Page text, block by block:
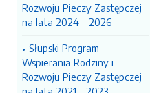
Rozwoju Pieczy Zastępczej
na lata 2024 - 2026
Słupski Program
Wspierania Rodziny i
Rozwoju Pieczy Zastępczej